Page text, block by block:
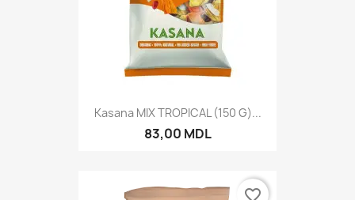
Kasana MIX TROPICAL (150 G)...
83,00 MDL
favorite_border